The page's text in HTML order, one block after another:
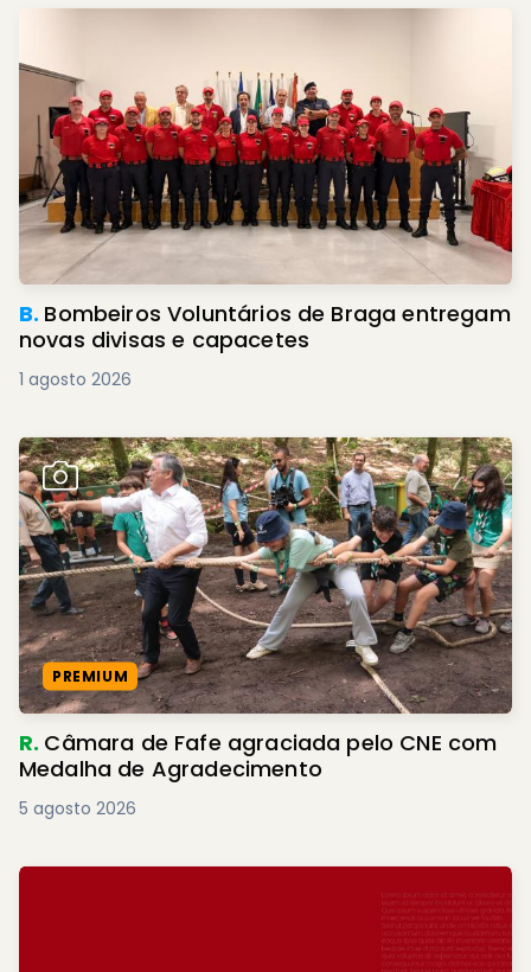
B. Bombeiros Voluntários de Braga entregam
novas divisas e capacetes
1 agosto 2026
PREMIUM
R. Câmara de Fafe agraciada pelo CNE com
Medalha de Agradecimento
5 agosto 2026